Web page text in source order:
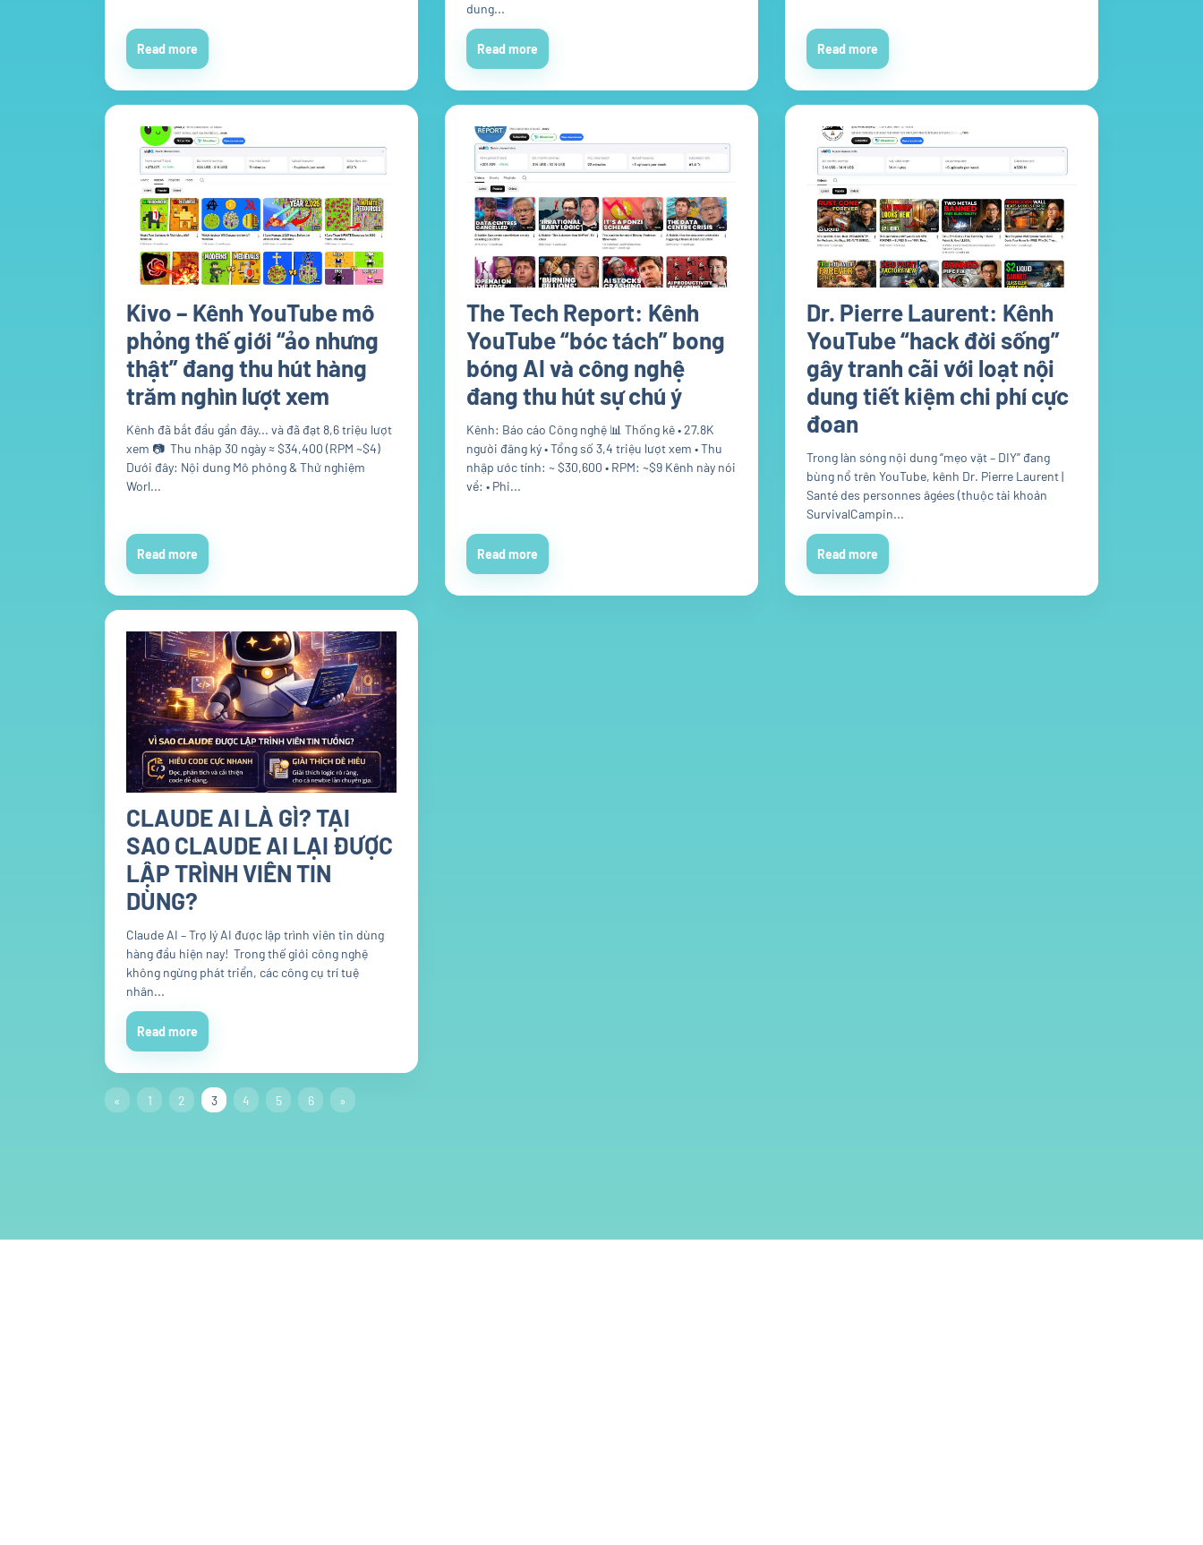
Read more
dung...
Read more Read more
Kivo – Kênh YouTube mô
phỏng thế giới “ảo nhưng
thật” đang thu hút hàng
trăm nghìn lượt xem
Kênh đã bắt đầu gần đây... và đã đạt 8,6 triệu lượt
xem 📷 Thu nhập 30 ngày ≈ $34,400 (RPM ~$4)
Dưới đây: Nội dung Mô phỏng & Thử nghiệm
Worl...
Read more
The Tech Report: Kênh
YouTube “bóc tách” bong
bóng AI và công nghệ
đang thu hút sự chú ý
Kênh: Báo cáo Công nghệ 📊 Thống kê • 27.8K
người đăng ký • Tổng số 3,4 triệu lượt xem • Thu
nhập ước tính: ~ $30,600 • RPM: ~$9 Kênh này nói
về: • Phi...
Read more
Dr. Pierre Laurent: Kênh
YouTube “hack đời sống”
gây tranh cãi với loạt nội
dung tiết kiệm chi phí cực
đoan
Trong làn sóng nội dung “mẹo vặt – DIY” đang
bùng nổ trên YouTube, kênh Dr. Pierre Laurent |
Santé des personnes âgées (thuộc tài khoản
SurvivalCampin...
Read more
CLAUDE AI LÀ GÌ? TẠI
SAO CLAUDE AI LẠI ĐƯỢC
LẬP TRÌNH VIÊN TIN
DÙNG?
Claude AI – Trợ lý AI được lập trình viên tin dùng
hàng đầu hiện nay! Trong thế giới công nghệ
không ngừng phát triển, các công cụ trí tuệ
nhân...
Read more
« 1 2 3 4 5 6 »